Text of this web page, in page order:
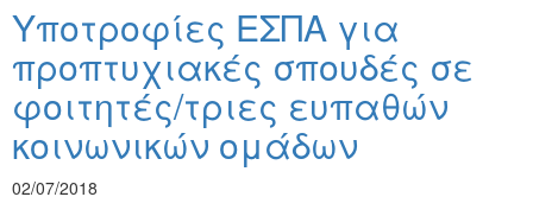
Υποτροφίες ΕΣΠΑ για
προπτυχιακές σπουδές σε
φοιτητές/τριες ευπαθών
κοινωνικών ομάδων
02/07/2018